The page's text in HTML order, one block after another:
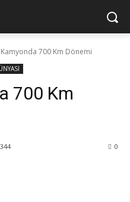
700 Km Dönemi
700 Km
0